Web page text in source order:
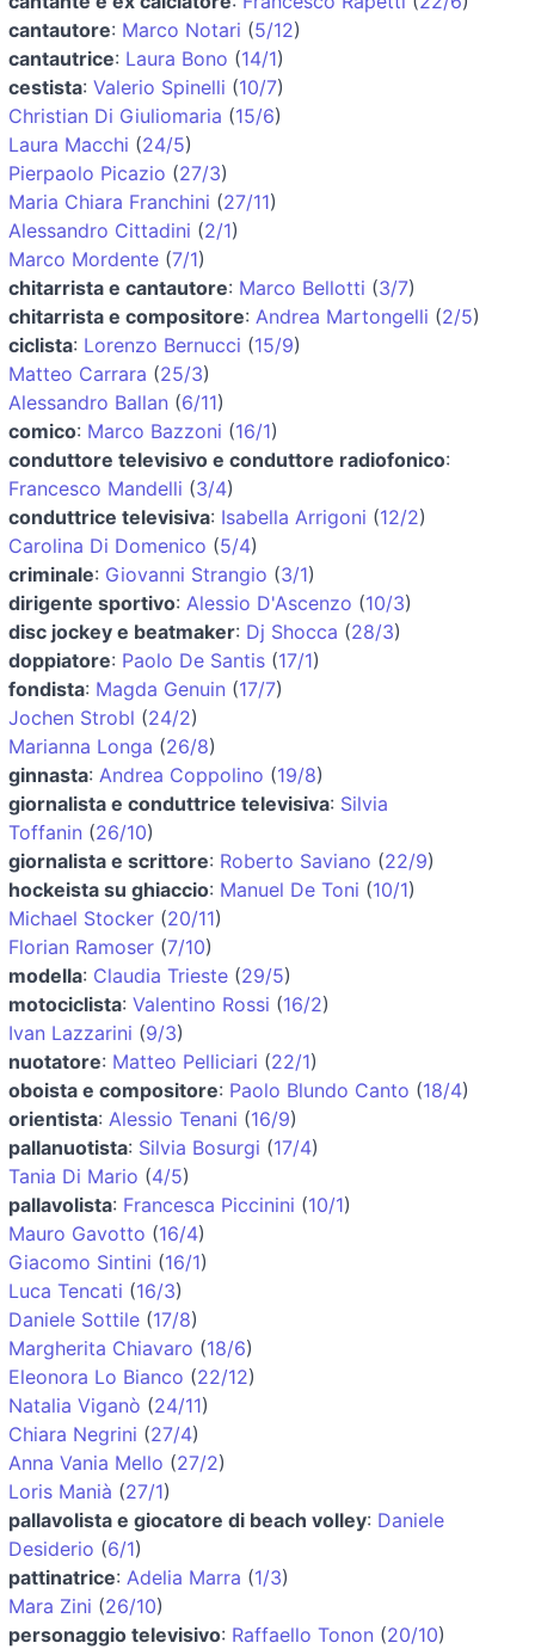
cantautore: Marco Notari (5/12)
cantautrice: Laura Bono (14/1)
cestista: Valerio Spinelli (10/7)
Christian Di Giuliomaria (15/6)
Laura Macchi (24/5)
Pierpaolo Picazio (27/3)
Maria Chiara Franchini (27/11)
Alessandro Cittadini (2/1)
Marco Mordente (7/1)
chitarrista e cantautore: Marco Bellotti (3/7)
chitarrista e compositore: Andrea Martongelli (2/5)
ciclista: Lorenzo Bernucci (15/9)
Matteo Carrara (25/3)
Alessandro Ballan (6/11)
comico: Marco Bazzoni (16/1)
conduttore televisivo e conduttore radiofonico:
Francesco Mandelli (3/4)
conduttrice televisiva: Isabella Arrigoni (12/2)
Carolina Di Domenico (5/4)
criminale: Giovanni Strangio (3/1)
dirigente sportivo: Alessio D'Ascenzo (10/3)
disc jockey e beatmaker: Dj Shocca (28/3)
doppiatore: Paolo De Santis (17/1)
fondista: Magda Genuin (17/7)
Jochen Strobl (24/2)
Marianna Longa (26/8)
ginnasta: Andrea Coppolino (19/8)
giornalista e conduttrice televisiva: Silvia
Toffanin (26/10)
giornalista e scrittore: Roberto Saviano (22/9)
hockeista su ghiaccio: Manuel De Toni (10/1)
Michael Stocker (20/11)
Florian Ramoser (7/10)
modella: Claudia Trieste (29/5)
motociclista: Valentino Rossi (16/2)
Ivan Lazzarini (9/3)
nuotatore: Matteo Pelliciari (22/1)
oboista e compositore: Paolo Blundo Canto (18/4)
orientista: Alessio Tenani (16/9)
pallanuotista: Silvia Bosurgi (17/4)
Tania Di Mario (4/5)
pallavolista: Francesca Piccinini (10/1)
Mauro Gavotto (16/4)
Giacomo Sintini (16/1)
Luca Tencati (16/3)
Daniele Sottile (17/8)
Margherita Chiavaro (18/6)
Eleonora Lo Bianco (22/12)
Natalia Viganò (24/11)
Chiara Negrini (27/4)
Anna Vania Mello (27/2)
Loris Manià (27/1)
pallavolista e giocatore di beach volley: Daniele
Desiderio (6/1)
pattinatrice: Adelia Marra (1/3)
Mara Zini (26/10)
personaggio televisivo: Raffaello Tonon (20/10)